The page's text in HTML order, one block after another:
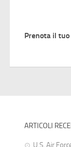
Prenota il tuo
ARTICOLI
U.S. Air